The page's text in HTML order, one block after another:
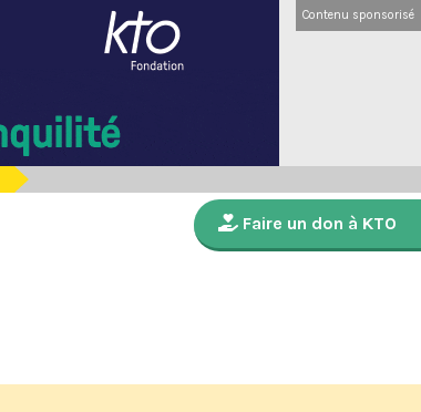
Contenu sponsorisé
Faire un don à KTO